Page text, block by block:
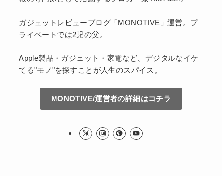
ガジェットレビューブログ「MONOTIVE」運営。プ
ライベートでは2児の父。
Apple製品・ガジェット・家電など、デジタルなイケ
てる"モノ"を探すことが人生のスパイス。
MONOTIVE/運営者の詳細はコチラ